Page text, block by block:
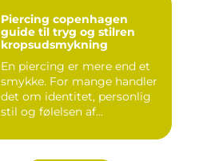
Piercing copenhagen
guide til tryg og stilren
kropsudsmykning
En piercing er mere end et
smykke. For mange handler
det om identitet, personlig
stil og følelsen af...